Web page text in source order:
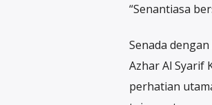
“Senantiasa
Senada
Azhar Al Syarif
perhatian